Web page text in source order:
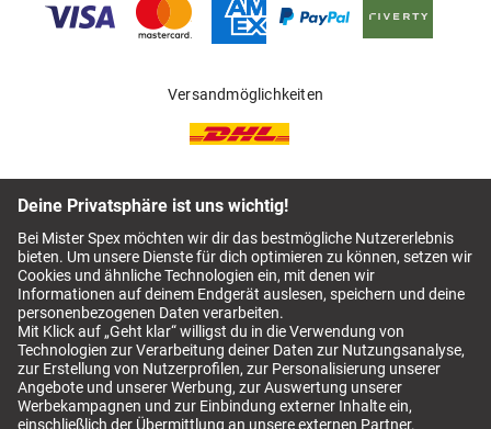
Versandmöglichkeiten
Für deinen sicheren Einkauf
AGB Mister Spex Switch AGB Impressum